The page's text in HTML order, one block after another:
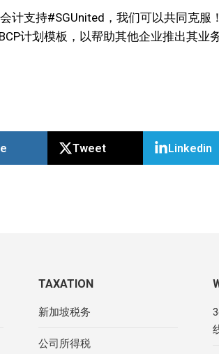
计支持#SGUnited，我们可以共同克
计划模板，以帮助其他企业推出其业
Tweet Linkedin
TAXATION
新加坡税务
公司所得税